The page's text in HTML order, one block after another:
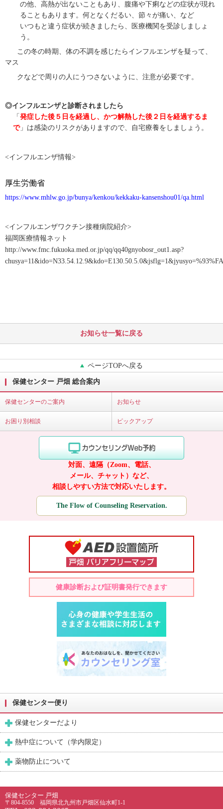
の他、高熱が出ないこともあり、腹痛や下痢などの症状が現れ
ることもあります。何となくだるい、節々が痛い、など
いつもと違う症状が続きましたら、医療機関を受診しましょ
う。
この冬の時期、体の不調を感じたらインフルエンザを疑って、
マス
クなどで周りの人にうつさないように、注意が必要です。
◎インフルエンザと診断されましたら
「発症した後５日を経過し、かつ解熱した後２日を経過するま
で」は感染のリスクがありますので、自宅療養をしましょう。
<インフルエンザ情報>
厚生労働省
https://www.mhlw.go.jp/bunya/kenkou/kekkaku-kansenshou01/qa.html
<インフルエンザワクチン接種病院紹介>
福岡医療情報ネット
http://www.fmc.fukuoka.med.or.jp/qq/qq40gnyobosr_out1.asp?
お知らせ一覧に戻る
ページTOPへ戻る
保健センター 戸畑 総合案内
保健センターのご案内 お知らせ
お困り別相談 ピックアップ
対面、遠隔（Zoom、電話、
メール、チャット）など、
相談しやすい方法で対応いたします。
The Flow of Counseling Reservation.
健康診断および証明書発行できます
保健センター便り
保健センターだより
熱中症について（学内限定）
薬物防止について
保健センター 戸畑
〒804-8550 福岡県北九州市戸畑区仙水町1-1